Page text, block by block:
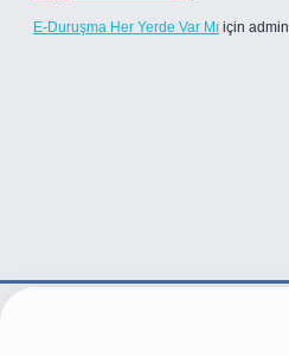
E-Duruşma Her Yerde Var Mı için admin